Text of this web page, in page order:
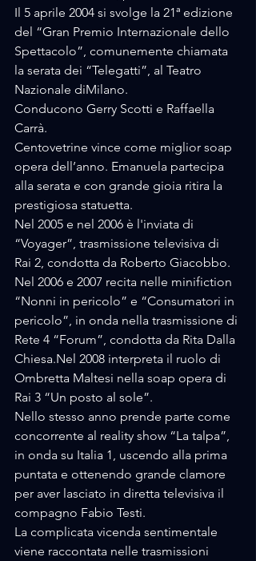
Il 5 aprile 2004 si svolge la 21ª edizione
del “Gran Premio Internazionale dello
Spettacolo”, comunemente chiamata
la serata dei “Telegatti”, al Teatro
Nazionale diMilano.
Conducono Gerry Scotti e Raffaella
Carrà.
Centovetrine vince come miglior soap
opera dell’anno. Emanuela partecipa
alla serata e con grande gioia ritira la
prestigiosa statuetta.
Nel 2005 e nel 2006 è l'inviata di
“Voyager”, trasmissione televisiva di
Rai 2, condotta da Roberto Giacobbo.
Nel 2006 e 2007 recita nelle minifiction
“Nonni in pericolo” e “Consumatori in
pericolo”, in onda nella trasmissione di
Rete 4 “Forum”, condotta da Rita Dalla
Chiesa.Nel 2008 interpreta il ruolo di
Ombretta Maltesi nella soap opera di
Rai 3 “Un posto al sole”.
Nello stesso anno prende parte come
concorrente al reality show “La talpa”,
in onda su Italia 1, uscendo alla prima
puntata e ottenendo grande clamore
per aver lasciato in diretta televisiva il
compagno Fabio Testi.
La complicata vicenda sentimentale
viene raccontata nelle trasmissioni